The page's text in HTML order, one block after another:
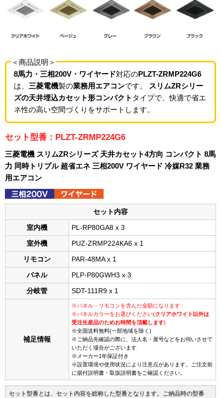
＜商品説明＞
8馬力・三相200V・ワイヤード対応のPLZT-ZRMP224G6
は、 三菱電機製の業務用エアコンです。
スリムZRシリー
ズの天井埋込カセット形コンパクト タイプで、快適で省エ
ネ性の高い空間づくりをサポートします。
セット型番：PLZT-ZRMP224G6
三菱電機 スリムZRシリーズ 天井カセット4方向 コンパクト 8馬
力 同時トリプル 超省エネ 三相200V ワイヤード 冷媒R32 業務
用エアコン
セット内容
室内機 PL-RP80GA8 x 3
室外機 PUZ-ZRMP224KA6 x 1
リモコン PAR-48MA x 1
パネル PLP-P80GWH3 x 3
分岐管 SDT-111R9 x 1
補足情報
※パネル・リモコンを含んだ金額になります
※パネルカラーをお選びください(クリアホワイト以外は
受注生産品のためお時間を頂戴します)
※全国送料無料(一部地域を除く)
※ご納品先確認の際に、法人名・屋号などをお伺いさせて
いただく場合がございます
※メーカー1年保証付き
※設置環境や使用状況により注意点があります。ご注文前
に据付説明書・取扱説明書をご確認ください。
セット型番とは、セット内容を総称した型番となります。ご納品時の型番